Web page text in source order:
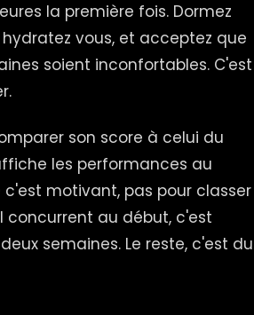
la première fois. Dormez
vous, et acceptez que
soient inconfortables. C'est
son score à celui du
les performances au
motivant, pas pour classer
concurrent au début, c'est
semaines. Le reste, c'est du